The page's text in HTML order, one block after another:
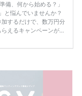
備、何から始める？」
と悩んでいませんか？
するだけで、数万円分
えるキャンペーンがあ
してしまうことも……。
法・注意点 「どこが
は？」といった疑問も